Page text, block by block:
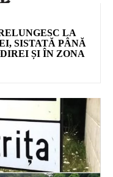
LA
SISTATĂ PÂNĂ
ȘI ÎN ZONA